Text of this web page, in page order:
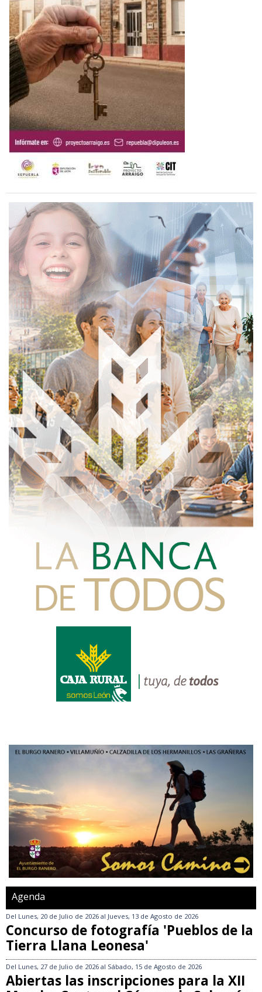
Agenda
Del Lunes, 20 de Julio de 2026 al Jueves, 13 de Agosto de 2026
Concurso de fotografía 'Pueblos de la
Tierra Llana Leonesa'
Del Lunes, 27 de Julio de 2026 al Sábado, 15 de Agosto de 2026
Abiertas las inscripciones para la XII